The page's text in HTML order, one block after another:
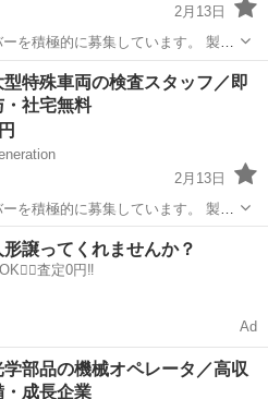
2月13日
を積極的に募集しています。 製造
視しながらチームと協力し、優れ
。 未経験の方でも、手厚い研修と
...
半導体 業務
型特殊車両の検査スタッフ／即
社宅無料
2月13日
を積極的に募集しています。 製造
視しながらチームと協力し、優れ
。 未経験の方でも、手厚い研修と
...
導体 業務
形譲ってくれませんか？
査定0円‼️
Ad
学部品の機械オペレータ／高収
・成長企業